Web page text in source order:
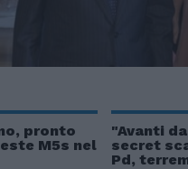
pronto
M5s nel
"Avanti
secret
Pd,